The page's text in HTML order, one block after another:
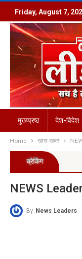
Friday, August 7,
मुख्य्प्रष्ठ देश-विदेश
Home खास-खबर
ब्रेकिंग
NEWS
By News Leaders